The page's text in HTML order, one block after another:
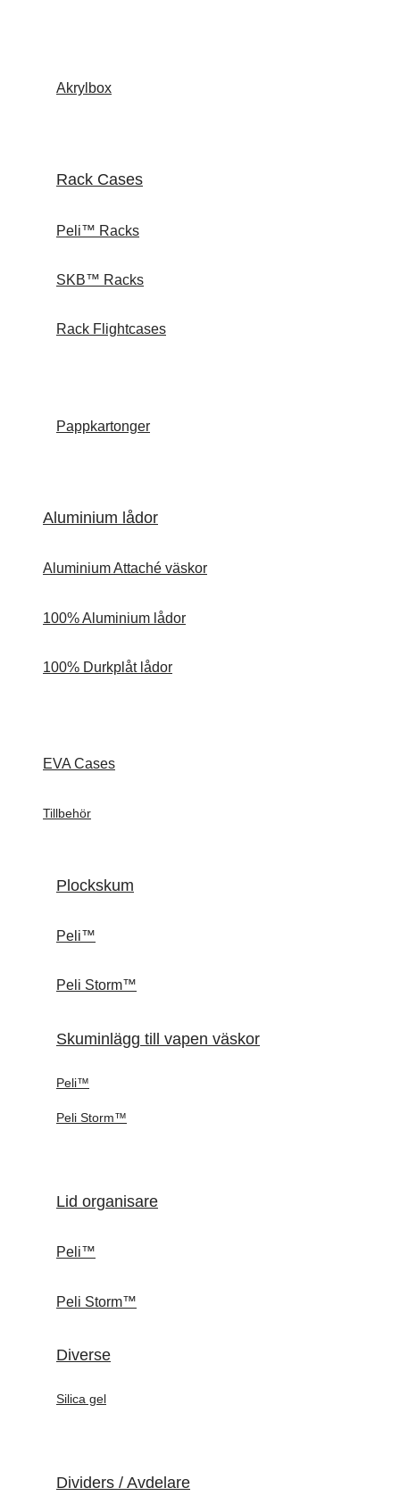
Akrylbox
Rack Cases
Peli™ Racks
SKB™ Racks
Rack Flightcases
Pappkartonger
Aluminium lådor
Aluminium Attaché väskor
100% Aluminium lådor
100% Durkplåt lådor
EVA Cases
Tillbehör
Plockskum
Peli™
Peli Storm™
Skuminlägg till vapen väskor
Peli™
Peli Storm™
Lid organisare
Peli™
Peli Storm™
Diverse
Silica gel
Dividers / Avdelare